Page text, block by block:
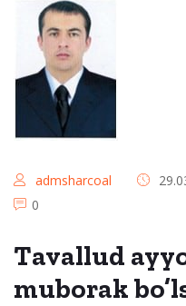
admsharcoal
0
Tavallud
muborak